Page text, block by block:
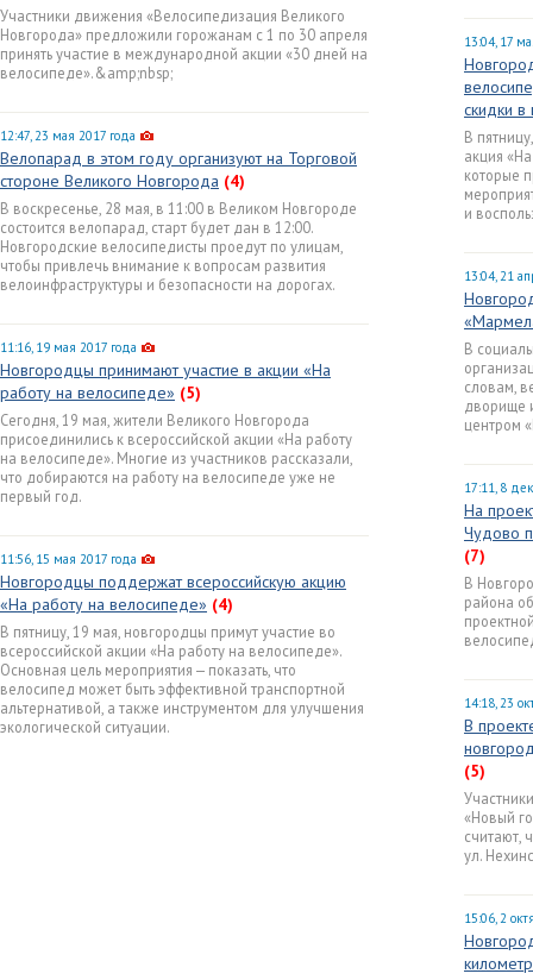
Участники движения «Велосипедизация Великого
Новгорода» предложили горожанам с 1 по 30 апреля
принять участие в международной акции «30 дней на
велосипеде».&amp;nbsp;
12:47, 23 мая 2017 года
Велопарад в этом году организуют на Торговой
стороне Великого Новгорода (4)
В воскресенье, 28 мая, в 11:00 в Великом Новгороде
состоится велопарад, старт будет дан в 12:00.
Новгородские велосипедисты проедут по улицам,
чтобы привлечь внимание к вопросам развития
велоинфраструктуры и безопасности на дорогах.
11:16, 19 мая 2017 года
Новгородцы принимают участие в акции «На
работу на велосипеде» (5)
Сегодня, 19 мая, жители Великого Новгорода
присоединились к всероссийской акции «На работу
на велосипеде». Многие из участников рассказали,
что добираются на работу на велосипеде уже не
первый год.
11:56, 15 мая 2017 года
Новгородцы поддержат всероссийскую акцию
«На работу на велосипеде» (4)
В пятницу, 19 мая, новгородцы примут участие во
всероссийской акции «На работу на велосипеде».
Основная цель мероприятия — показать, что
велосипед может быть эффективной транспортной
альтернативой, а также инструментом для улучшения
экологической ситуации.
13:04, 17
скидки
В
акция
которые
и
13:04, 21
В
словам,
дворище
центром
17:11, 8
На
Чудово
(7)
В
района
14:18, 23
В
(5)
«Новый
считают,
ул.
15:06, 2